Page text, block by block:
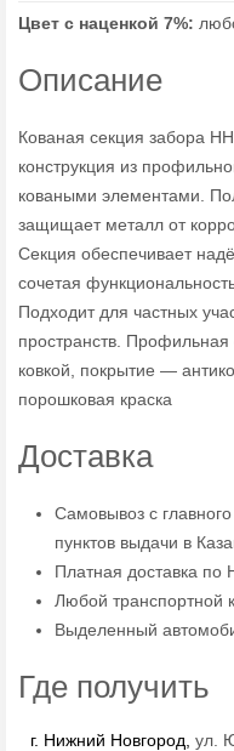
Цвет с наценкой 7%:
Описание
Кованая секция забора
конструкция из
коваными элементами.
защищает металл от
Секция обеспечивает
сочетая
Подходит для частных
пространств. Профильная
ковкой, покрытие —
порошковая краска
Доставка
Самовывоз с
пунктов выдачи в
Платная доставка по
Любой транспортной
Выделенный
Где получить
г. Нижний Новгород, ул.